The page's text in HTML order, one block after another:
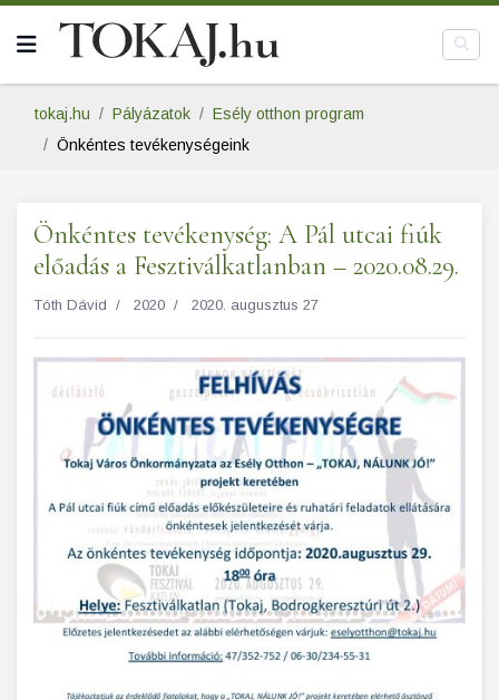
tokaj.hu Pályázatok
Esély otthon program
Önkéntes tevékenységeink
Önkéntes tevékenység: A Pál utcai fiúk
előadás a Fesztiválkatlanban – 2020.08.29.
Tóth Dávid 2020 2020. augusztus 27